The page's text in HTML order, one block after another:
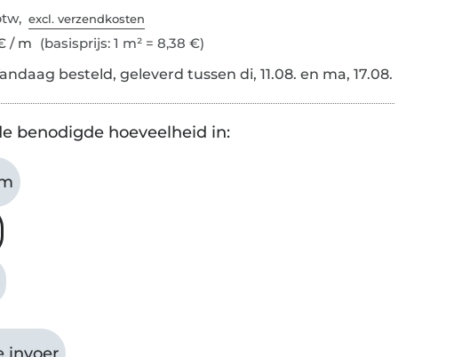
excl. verzendkosten
/ m (basisprijs: 1 m² = 8,38 €)
besteld, geleverd tussen di, 11.08. en ma, 17.08.
benodigde hoeveelheid in: